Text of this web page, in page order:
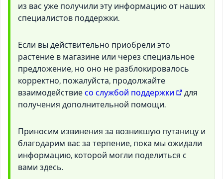
из вас уже получили эту информацию от наших
специалистов поддержки.
Если вы действительно приобрели это
растение в магазине или через специальное
предложение, но оно не разблокировалось
корректно, пожалуйста, продолжайте
взаимодействиесо службой поддержки
для
получения дополнительной помощи.
Приносим извинения за возникшую путаницу и
благодарим вас за терпение, пока мы ожидали
информацию, которой могли поделиться с
вами здесь.